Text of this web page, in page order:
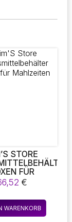
STORE
FÜR
€
WARENKORB